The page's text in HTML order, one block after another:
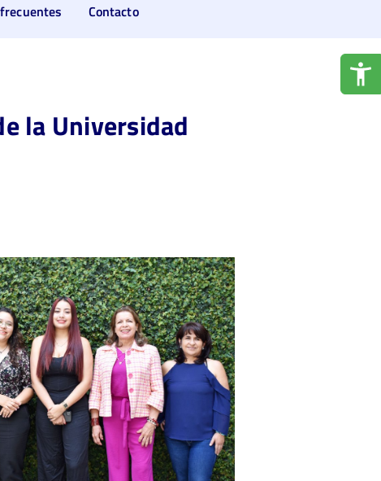
Contacto
la Universidad